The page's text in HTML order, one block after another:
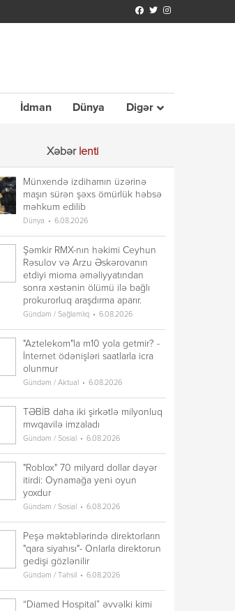
İdman Dünya Digər
Xəbər lenti
Münxendə izdihamın üzərinə
maşın sürən şəxs ömürlük həbsə
məhkum edilib
Dünya 6.08.2026
Şəmkir RMX-nın həkimi Ceyhun
Rəsulov və Arzu Əskərovanın
etdiyi mioma əməliyyatından
sonra xəstənin ölümü ilə bağlı
prokurorluq araşdırma aparır.
Gündəm / Sağlamlıq 6.08.2026
"Aztelekom"la m10 yola getmir? -
İnternet ödənişləri saatlarla icra
olunmur
Gündəm / Aktual 6.08.2026
TƏBİB daha iki şirkətlə milyonluq
mwqavilə imzaladı
Gündəm / Sosial 6.08.2026
"Roblox" 70 milyard dollar dəyər
itirdi: Oynamağa yeni oyun
yoxdur
Gündəm / Sosial 6.08.2026
Peşə məktəblərində direktorların
"qara siyahısı"- Onlarla direktorun
gedişi gözlənilir
Gündəm / Təhsil 6.08.2026
“Diamed Hospital” əvvəlki kimi